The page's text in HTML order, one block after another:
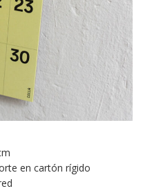
en cartón rígido